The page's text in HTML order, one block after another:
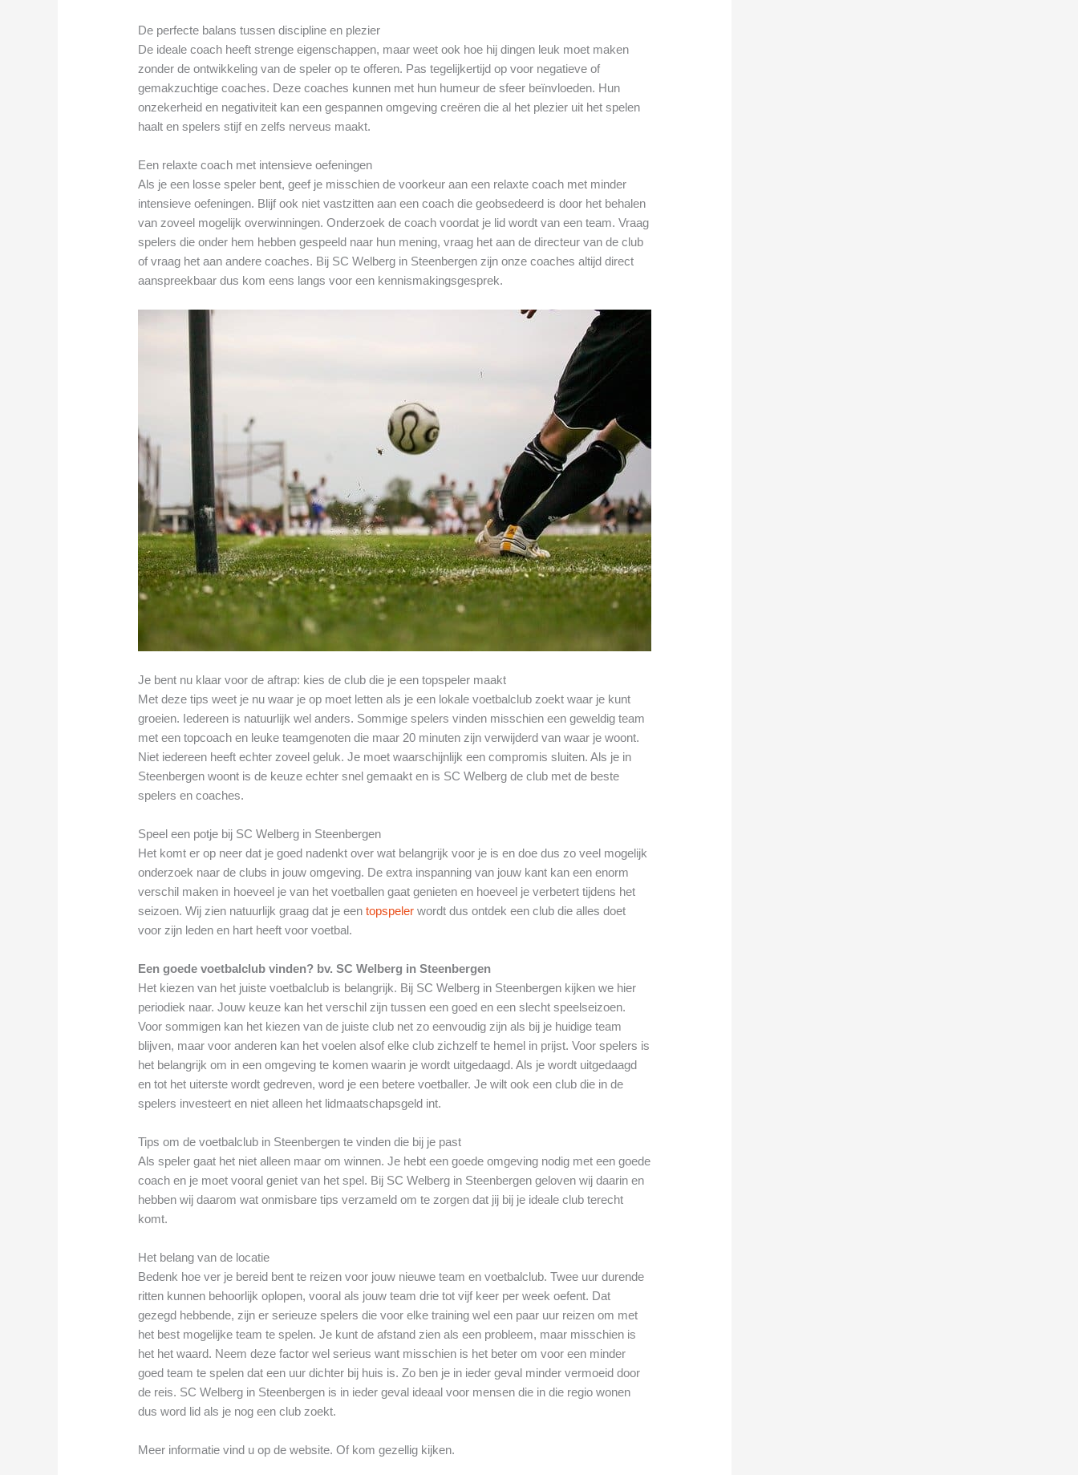
De perfecte balans tussen discipline en plezier
De ideale coach heeft strenge eigenschappen, maar weet ook hoe hij dingen leuk moet maken
zonder de ontwikkeling van de speler op te offeren. Pas tegelijkertijd op voor negatieve of
gemakzuchtige coaches. Deze coaches kunnen met hun humeur de sfeer beïnvloeden. Hun
onzekerheid en negativiteit kan een gespannen omgeving creëren die al het plezier uit het spelen
haalt en spelers stijf en zelfs nerveus maakt.
Een relaxte coach met intensieve oefeningen
Als je een losse speler bent, geef je misschien de voorkeur aan een relaxte coach met minder
intensieve oefeningen. Blijf ook niet vastzitten aan een coach die geobsedeerd is door het behalen
van zoveel mogelijk overwinningen. Onderzoek de coach voordat je lid wordt van een team. Vraag
spelers die onder hem hebben gespeeld naar hun mening, vraag het aan de directeur van de club
of vraag het aan andere coaches. Bij SC Welberg in Steenbergen zijn onze coaches altijd direct
aanspreekbaar dus kom eens langs voor een kennismakingsgesprek.
Je bent nu klaar voor de aftrap: kies de club die je een topspeler maakt
Met deze tips weet je nu waar je op moet letten als je een lokale voetbalclub zoekt waar je kunt
groeien. Iedereen is natuurlijk wel anders. Sommige spelers vinden misschien een geweldig team
met een topcoach en leuke teamgenoten die maar 20 minuten zijn verwijderd van waar je woont.
Niet iedereen heeft echter zoveel geluk. Je moet waarschijnlijk een compromis sluiten. Als je in
Steenbergen woont is de keuze echter snel gemaakt en is SC Welberg de club met de beste
spelers en coaches.
Speel een potje bij SC Welberg in Steenbergen
Het komt er op neer dat je goed nadenkt over wat belangrijk voor je is en doe dus zo veel mogelijk
onderzoek naar de clubs in jouw omgeving. De extra inspanning van jouw kant kan een enorm
verschil maken in hoeveel je van het voetballen gaat genieten en hoeveel je verbetert tijdens het
seizoen. Wij zien natuurlijk graag dat je eentopspeler wordt dus ontdek een club die alles doet
voor zijn leden en hart heeft voor voetbal.
Een goede voetbalclub vinden? bv. SC Welberg in Steenbergen
Het kiezen van het juiste voetbalclub is belangrijk. Bij SC Welberg in Steenbergen kijken we hier
periodiek naar. Jouw keuze kan het verschil zijn tussen een goed en een slecht speelseizoen.
Voor sommigen kan het kiezen van de juiste club net zo eenvoudig zijn als bij je huidige team
blijven, maar voor anderen kan het voelen alsof elke club zichzelf te hemel in prijst. Voor spelers is
het belangrijk om in een omgeving te komen waarin je wordt uitgedaagd. Als je wordt uitgedaagd
en tot het uiterste wordt gedreven, word je een betere voetballer. Je wilt ook een club die in de
spelers investeert en niet alleen het lidmaatschapsgeld int.
Tips om de voetbalclub in Steenbergen te vinden die bij je past
Als speler gaat het niet alleen maar om winnen. Je hebt een goede omgeving nodig met een goede
coach en je moet vooral geniet van het spel. Bij SC Welberg in Steenbergen geloven wij daarin en
hebben wij daarom wat onmisbare tips verzameld om te zorgen dat jij bij je ideale club terecht
komt.
Het belang van de locatie
Bedenk hoe ver je bereid bent te reizen voor jouw nieuwe team en voetbalclub. Twee uur durende
ritten kunnen behoorlijk oplopen, vooral als jouw team drie tot vijf keer per week oefent. Dat
gezegd hebbende, zijn er serieuze spelers die voor elke training wel een paar uur reizen om met
het best mogelijke team te spelen. Je kunt de afstand zien als een probleem, maar misschien is
het het waard. Neem deze factor wel serieus want misschien is het beter om voor een minder
goed team te spelen dat een uur dichter bij huis is. Zo ben je in ieder geval minder vermoeid door
de reis. SC Welberg in Steenbergen is in ieder geval ideaal voor mensen die in die regio wonen
dus word lid als je nog een club zoekt.
Meer informatie vind u op de website. Of kom gezellig kijken.